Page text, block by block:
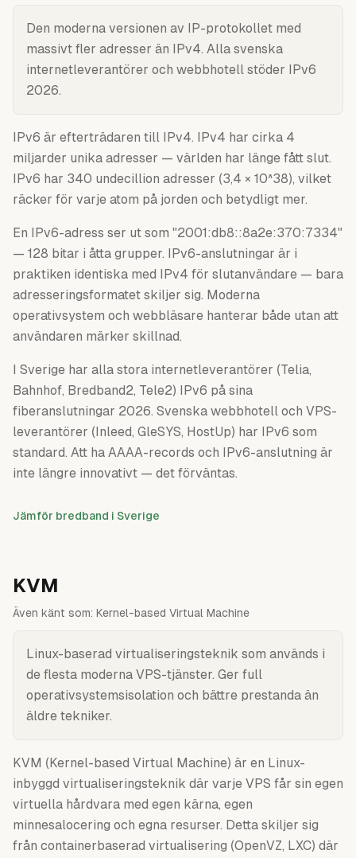
Den moderna versionen av IP-protokollet med
massivt fler adresser än IPv4. Alla svenska
internetleverantörer och webbhotell stöder IPv6
2026.
IPv6 är efterträdaren till IPv4. IPv4 har cirka 4
miljarder unika adresser — världen har länge fått slut.
IPv6 har 340 undecillion adresser (3,4 × 10^38), vilket
räcker för varje atom på jorden och betydligt mer.
En IPv6-adress ser ut som "2001:db8::8a2e:370:7334"
— 128 bitar i åtta grupper. IPv6-anslutningar är i
praktiken identiska med IPv4 för slutanvändare — bara
adresseringsformatet skiljer sig. Moderna
operativsystem och webbläsare hanterar både utan att
användaren märker skillnad.
I Sverige har alla stora internetleverantörer (Telia,
Bahnhof, Bredband2, Tele2) IPv6 på sina
fiberanslutningar 2026. Svenska webbhotell och VPS-
leverantörer (Inleed, GleSYS, HostUp) har IPv6 som
standard. Att ha AAAA-records och IPv6-anslutning är
inte längre innovativt — det förväntas.
Jämför bredband i Sverige
KVM
Även känt som: Kernel-based Virtual Machine
Linux-baserad virtualiseringsteknik som används i
de flesta moderna VPS-tjänster. Ger full
operativsystemsisolation och bättre prestanda än
äldre tekniker.
KVM (Kernel-based Virtual Machine) är en Linux-
inbyggd virtualiseringsteknik där varje VPS får sin egen
virtuella hårdvara med egen kärna, egen
minnesalocering och egna resurser. Detta skiljer sig
från containerbaserad virtualisering (OpenVZ, LXC) där